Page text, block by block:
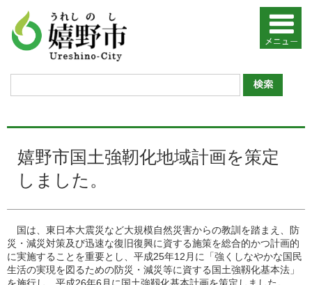
嬉野市国土強靭化地域計画を策定
しました。
国は、東日本大震災など大規模自然災害からの教訓を踏まえ、防
災・減災対策及び迅速な復旧復興に資する施策を総合的かつ計画的
に実施することを重要とし、平成25年12月に「強くしなやかな国民
生活の実現を図るための防災・減災等に資する国土強靱化基本法」